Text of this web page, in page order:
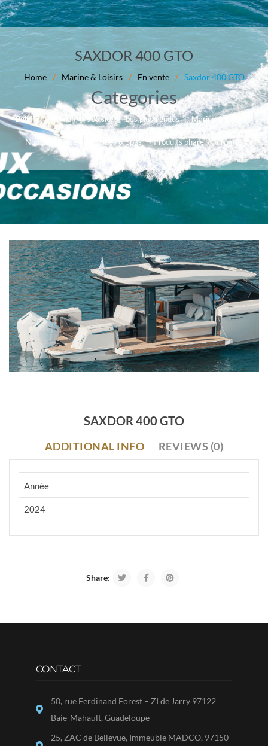
SAXDOR 400 GTO
Home / Marine & Loisirs / En vente / Saxdor 400 GTO
Categories
Buliding & garden Job site Les plus vendus Marine & Loisirs
Non catégorisé Piscines & Spas Produits phare Promos
SAXDOR 400 GTO
ADDITIONAL INFO REVIEWS (0)
Année
2024
Share:
CONTACT
50, rue Ferdinand Forest – ZI de Jarry 97122
Baie-Mahault, Guadeloupe
25, ZAC de Bellevue, Immeuble MADCO, 97150